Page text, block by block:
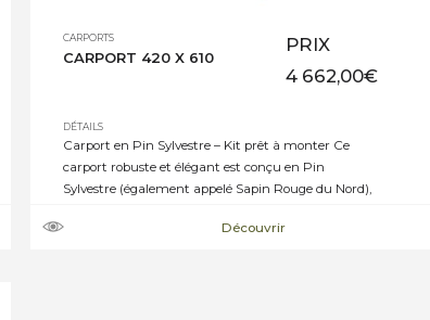
CARPORTS
CARPORT 420 X 610
PRIX
4 662,00€
DÉTAILS
Carport en Pin Sylvestre – Kit prêt à monter Ce
carport robuste et élégant est conçu en Pin
Sylvestre (également appelé Sapin Rouge du Nord),
classe 4 vert pour une protection durable contre
Découvrir